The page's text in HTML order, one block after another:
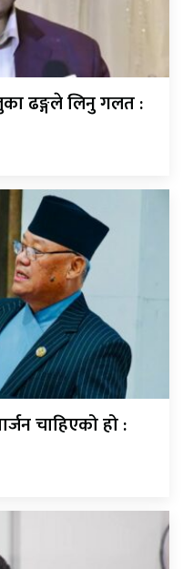
ढङ्गले लिनु गलत :
चाहिएको हो :